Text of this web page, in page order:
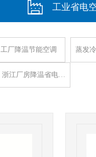
工业省电
工厂降温节能空调 蒸发
浙江厂房降温省电…